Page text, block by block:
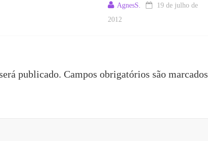
AgnesS.
19 de julho de
2012
publicado. Campos obrigatórios são marcados